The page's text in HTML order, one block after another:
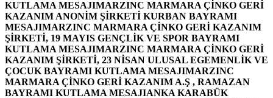
KUTLAMA MESAJIMARZINC MARMARA ÇİNKO GERİ
KAZANIM ANONİM ŞİRKETİ KURBAN BAYRAMI
MESAJIMARZINC MARMARA ÇİNKO GERİ KAZANIM
ŞİRKETİ, 19 MAYIS GENÇLİK VE SPOR BAYRAMI
KUTLAMA MESAJIMARZINC MARMARA ÇİNKO GERİ
KAZANIM ŞİRKETİ, 23 NİSAN ULUSAL EGEMENLİK VE
ÇOCUK BAYRAMI KUTLAMA MESAJIMARZINC
MARMARA ÇİNKO GERİ KAZANIM A.Ş , RAMAZAN
BAYRAMI KUTLAMA MESAJIANKA KARABÜK